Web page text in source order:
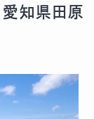
愛知県田原